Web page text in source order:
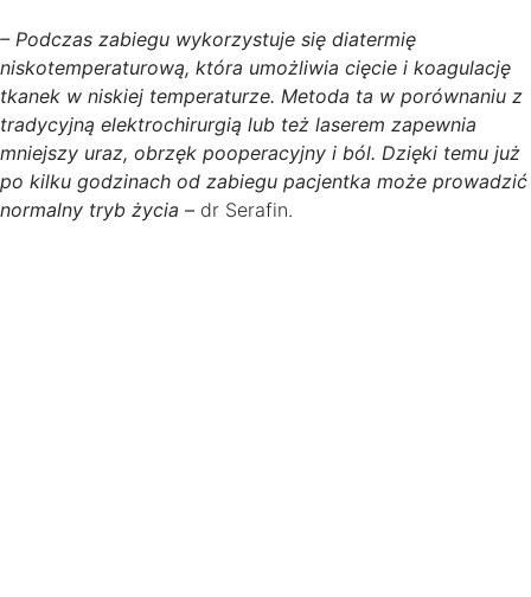
– Podczas zabiegu wykorzystuje się diatermię
niskotemperaturową, która umożliwia cięcie i koagulację
tkanek w niskiej temperaturze. Metoda ta w porównaniu z
tradycyjną elektrochirurgią lub też laserem zapewnia
mniejszy uraz, obrzęk pooperacyjny i ból. Dzięki temu już
po kilku godzinach od zabiegu pacjentka może prowadzić
normalny tryb życia – dr Serafin.